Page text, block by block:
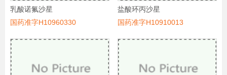
乳酸诺氟沙星
国药准字H10960330
盐酸环丙沙星
国药准字H10910013